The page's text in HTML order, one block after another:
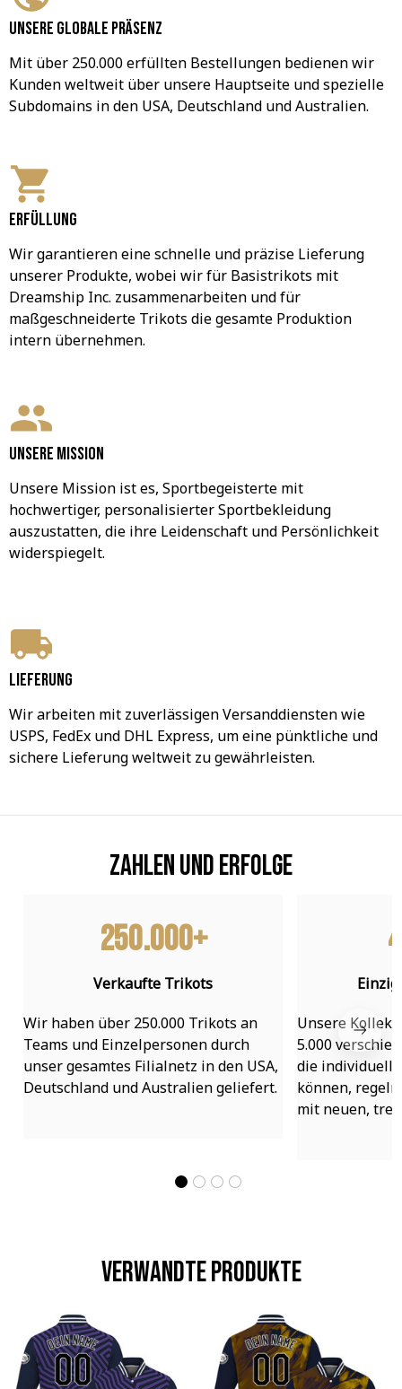
Unsere globale Präsenz
Mit über 250.000 erfüllten Bestellungen bedienen wir
Kunden weltweit über unsere Hauptseite und spezielle
Subdomains in den USA, Deutschland und Australien.
Erfüllung
Wir garantieren eine schnelle und präzise Lieferung
unserer Produkte, wobei wir für Basistrikots mit
Dreamship Inc. zusammenarbeiten und für
maßgeschneiderte Trikots die gesamte Produktion
intern übernehmen.
Unsere Mission
Unsere Mission ist es, Sportbegeisterte mit
hochwertiger, personalisierter Sportbekleidung
auszustatten, die ihre Leidenschaft und Persönlichkeit
widerspiegelt.
Lieferung
Wir arbeiten mit zuverlässigen Versanddiensten wie
USPS, FedEx und DHL Express, um eine pünktliche und
sichere Lieferung weltweit zu gewährleisten.
Zahlen und Erfolge
250.000+
Verkaufte Trikots
Wir haben über 250.000 Trikots an
Teams und Einzelpersonen durch
unser gesamtes Filialnetz in den USA,
Deutschland und Australien geliefert.
Unsere
5.000
die individuell
können,
mit neuen,
Verwandte Produkte